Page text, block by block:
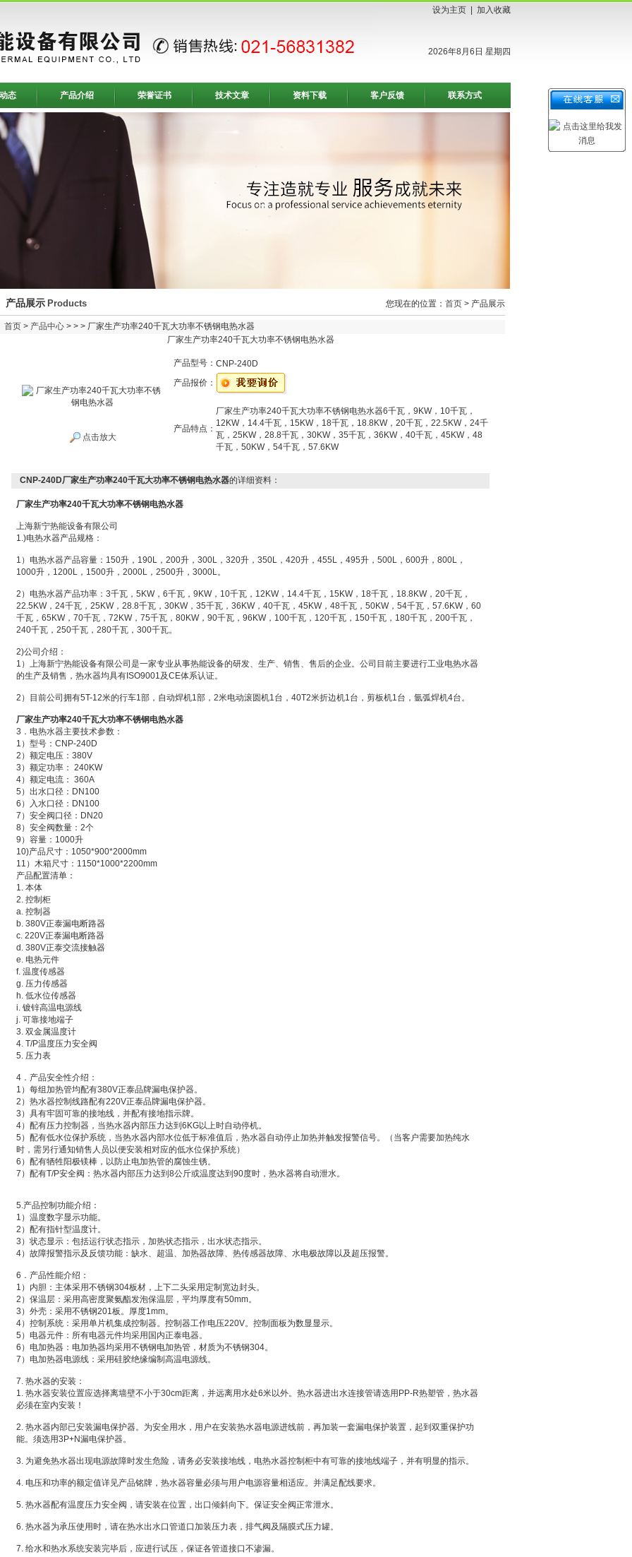
设为主页 加入收藏
2026年8月6日 星期四
态 产品介绍 荣誉证书 技术文章 资料下载 客户反馈 联系方式
产品展示 Products 您现在的位置： 首页 > 产品展示
首页 > 产品中心 > > > 厂家生产功率240千瓦大功率不锈钢电热水器
厂家生产功率240千瓦大功率不锈钢电热水器
点击放大
产品型号： CNP-240D
产品报价：
产品特点：
厂家生产功率240千瓦大功率不锈钢电热水器6千瓦，9KW，10千瓦，
12KW，14.4千瓦，15KW，18千瓦，18.8KW，20千瓦，22.5KW，24千
瓦，25KW，28.8千瓦，30KW，35千瓦，36KW，40千瓦，45KW，48
千瓦，50KW，54千瓦，57.6KW
CNP-240D厂家生产功率240千瓦大功率不锈钢电热水器的详细资料：
厂家生产功率240千瓦大功率不锈钢电热水器
上海新宁热能设备有限公司
1.)电热水器产品规格：
1）电热水器产品容量：150升，190L，200升，300L，320升，350L，420升，455L，495升，500L，600升，800L，
1000升，1200L，1500升，2000L，2500升，3000L。
2）电热水器产品功率：3千瓦，5KW，6千瓦，9KW，10千瓦，12KW，14.4千瓦，15KW，18千瓦，18.8KW，20千瓦，
22.5KW，24千瓦，25KW，28.8千瓦，30KW，35千瓦，36KW，40千瓦，45KW，48千瓦，50KW，54千瓦，57.6KW，60
千瓦，65KW，70千瓦，72KW，75千瓦，80KW，90千瓦，96KW，100千瓦，120千瓦，150千瓦，180千瓦，200千瓦，
240千瓦，250千瓦，280千瓦，300千瓦。
2)公司介绍：
1）上海新宁热能设备有限公司是一家专业从事热能设备的研发、生产、销售、售后的企业。公司目前主要进行工业电热水器
的生产及销售，热水器均具有ISO9001及CE体系认证。
2）目前公司拥有5T-12米的行车1部，自动焊机1部，2米电动滚圆机1台，40T2米折边机1台，剪板机1台，氩弧焊机4台。
厂家生产功率240千瓦大功率不锈钢电热水器
3．电热水器主要技术参数：
1）型号：CNP-240D
2）额定电压：380V
3）额定功率： 240KW
4）额定电流： 360A
5）出水口径：DN100
6）入水口径：DN100
7）安全阀口径：DN20
8）安全阀数量：2个
9）容量：1000升
10)产品尺寸：1050*900*2000mm
11）木箱尺寸：1150*1000*2200mm
产品配置清单：
1. 本体
2. 控制柜
a. 控制器
b. 380V正泰漏电断路器
c. 220V正泰漏电断路器
d. 380V正泰交流接触器
e. 电热元件
f. 温度传感器
g. 压力传感器
h. 低水位传感器
i. 镀锌高温电源线
j. 可靠接地端子
3. 双金属温度计
4. T/P温度压力安全阀
5. 压力表
4．产品安全性介绍：
1）每组加热管均配有380V正泰品牌漏电保护器。
2）热水器控制线路配有220V正泰品牌漏电保护器。
3）具有牢固可靠的接地线，并配有接地指示牌。
4）配有压力控制器，当热水器内部压力达到6KG以上时自动停机。
5）配有低水位保护系统，当热水器内部水位低于标准值后，热水器自动停止加热并触发报警信号。（当客户需要加热纯水
时，需另行通知销售人员以便安装相对应的低水位保护系统）
6）配有牺牲阳极镁棒，以防止电加热管的腐蚀生锈。
7）配有T/P安全阀：热水器内部压力达到8公斤或温度达到90度时，热水器将自动泄水。
5.产品控制功能介绍：
1）温度数字显示功能。
2）配有指针型温度计。
3）状态显示：包括运行状态指示，加热状态指示，出水状态指示。
4）故障报警指示及反馈功能：缺水、超温、加热器故障、热传感器故障、水电极故障以及超压报警。
6．产品性能介绍：
1）内胆：主体采用不锈钢304板材，上下二头采用定制宽边封头。
2）保温层：采用高密度聚氨酯发泡保温层，平均厚度有50mm。
3）外壳：采用不锈钢201板。厚度1mm。
4）控制系统：采用单片机集成控制器。控制器工作电压220V。控制面板为数显显示。
5）电器元件：所有电器元件均采用国内正泰电器。
6）电加热器：电加热器均采用不锈钢电加热管，材质为不锈钢304。
7）电加热器电源线：采用硅胶绝缘编制高温电源线。
7. 热水器的安装：
1. 热水器安装位置应选择离墙壁不小于30cm距离，并远离用水处6米以外。热水器进出水连接管请选用PP-R热塑管，热水器
必须在室内安装！
2. 热水器内部已安装漏电保护器。为安全用水，用户在安装热水器电源进线前，再加装一套漏电保护装置，起到双重保护功
能。须选用3P+N漏电保护器。
3. 为避免热水器出现电源故障时发生危险，请务必安装接地线，电热水器控制柜中有可靠的接地线端子，并有明显的指示。
4. 电压和功率的额定值详见产品铭牌，热水器容量必须与用户电源容量相适应。并满足配线要求。
5. 热水器配有温度压力安全阀，请安装在位置，出口倾斜向下。保证安全阀正常泄水。
6. 热水器为承压使用时，请在热水出水口管道口加装压力表，排气阀及隔膜式压力罐。
7. 给水和热水系统安装完毕后，应进行试压，保证各管道接口不渗漏。